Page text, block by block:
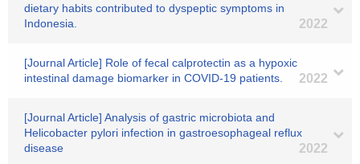
dietary habits contributed to dyspeptic symptoms in
Indonesia.
2022
[Journal Article] Role of fecal calprotectin as a hypoxic
intestinal damage biomarker in COVID-19 patients.
2022
[Journal Article] Analysis of gastric microbiota and
Helicobacter pylori infection in gastroesophageal reflux
disease
2022